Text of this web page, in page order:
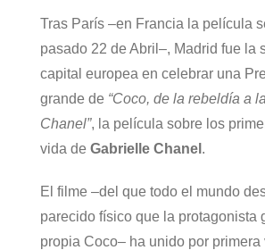
Tras París –en Francia la película
pasado 22 de Abril–, Madrid fue la
capital europea en celebrar una
grande de “Coco, de la rebeldía a
Chanel”, la película sobre los
vida de Gabrielle Chanel .
El filme –del que todo el mundo
parecido físico que la protagonista
propia Coco– ha unido por primera